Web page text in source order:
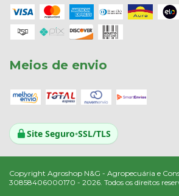
Meios de envio
Site Seguro•SSL/TLS
Copyright Agroshop N&G - Agropecuária e
30858406000170 - 2026. Todos os direitos